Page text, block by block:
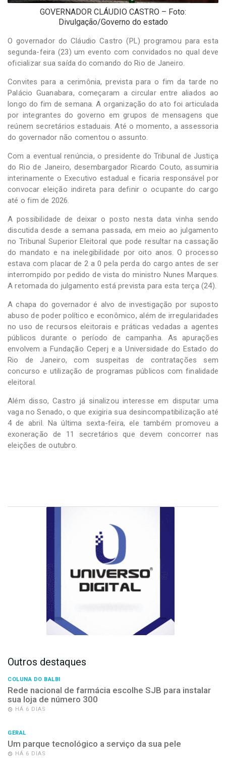
GOVERNADOR CLÁUDIO CASTRO – Foto:
Divulgação/Governo do estado
O governador do Cláudio Castro (PL) programou para esta
segunda-feira (23) um evento com convidados no qual deve
oficializar sua saída do comando do Rio de Janeiro.
Convites para a cerimônia, prevista para o fim da tarde no
Palácio Guanabara, começaram a circular entre aliados ao
longo do fim de semana. A organização do ato foi articulada
por integrantes do governo em grupos de mensagens que
reúnem secretários estaduais. Até o momento, a assessoria
do governador não comentou o assunto.
Com a eventual renúncia, o presidente do Tribunal de Justiça
do Rio de Janeiro, desembargador Ricardo Couto, assumiria
interinamente o Executivo estadual e ficaria responsável por
convocar eleição indireta para definir o ocupante do cargo
até o fim de 2026.
A possibilidade de deixar o posto nesta data vinha sendo
discutida desde a semana passada, em meio ao julgamento
no Tribunal Superior Eleitoral que pode resultar na cassação
do mandato e na inelegibilidade por oito anos. O processo
estava com placar de 2 a 0 pela perda do cargo antes de ser
interrompido por pedido de vista do ministro Nunes Marques.
A retomada do julgamento está prevista para esta terça (24).
A chapa do governador é alvo de investigação por suposto
abuso de poder político e econômico, além de irregularidades
no uso de recursos eleitorais e práticas vedadas a agentes
públicos durante o período de campanha. As apurações
envolvem a Fundação Ceperj e a Universidade do Estado do
Rio de Janeiro, com suspeitas de contratações sem
concurso e utilização de programas públicos com finalidade
eleitoral.
Além disso, Castro já sinalizou interesse em disputar uma
vaga no Senado, o que exigiria sua desincompatibilização até
4 de abril. Na última sexta-feira, ele também promoveu a
exoneração de 11 secretários que devem concorrer nas
eleições de outubro.
Outros destaques
COLUNA DO BALBI
Rede nacional de farmácia escolhe SJB para instalar
sua loja de número 300
HÁ 6 DIAS
GERAL
Um parque tecnológico a serviço da sua pele
HÁ 6 DIAS